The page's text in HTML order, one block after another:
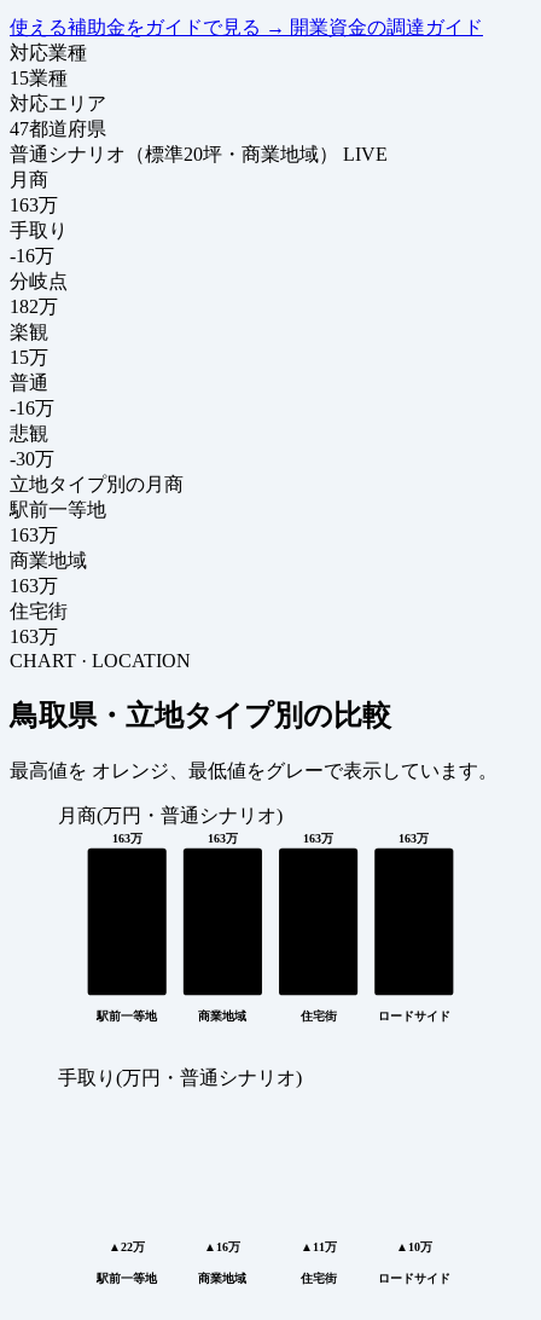
使える補助金をガイドで見る → 開業資金の調達ガイド
対応業種
15業種
対応エリア
47都道府県
普通シナリオ（標準20坪・商業地域）
LIVE
月商
163万
手取り
-16万
分岐点
182万
楽観
15万
普通
-16万
悲観
-30万
立地タイプ別の月商
駅前一等地
163万
商業地域
163万
住宅街
163万
CHART · LOCATION
鳥取県・立地タイプ別の比較
最高値を オレンジ 、最低値をグレーで表示しています。
月商(万円・普通シナリオ)
163万
駅前一等地
163万
商業地域
163万
住宅街
163万
ロードサイド
手取り(万円・普通シナリオ)
▲22万
駅前一等地
▲16万
商業地域
▲11万
住宅街
▲10万
ロードサイド